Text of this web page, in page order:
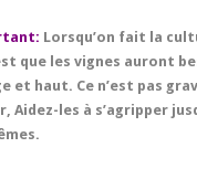
Lorsqu’on fait la
que les vignes auront
et haut. Ce n’est pas
Aidez-les à s’agripper